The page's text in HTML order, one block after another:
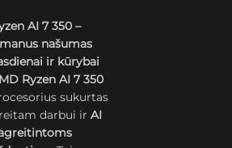
AI 7 350 –
našumas
ir kūrybai
Ryzen AI 7 350
sukurtas
darbui irAI